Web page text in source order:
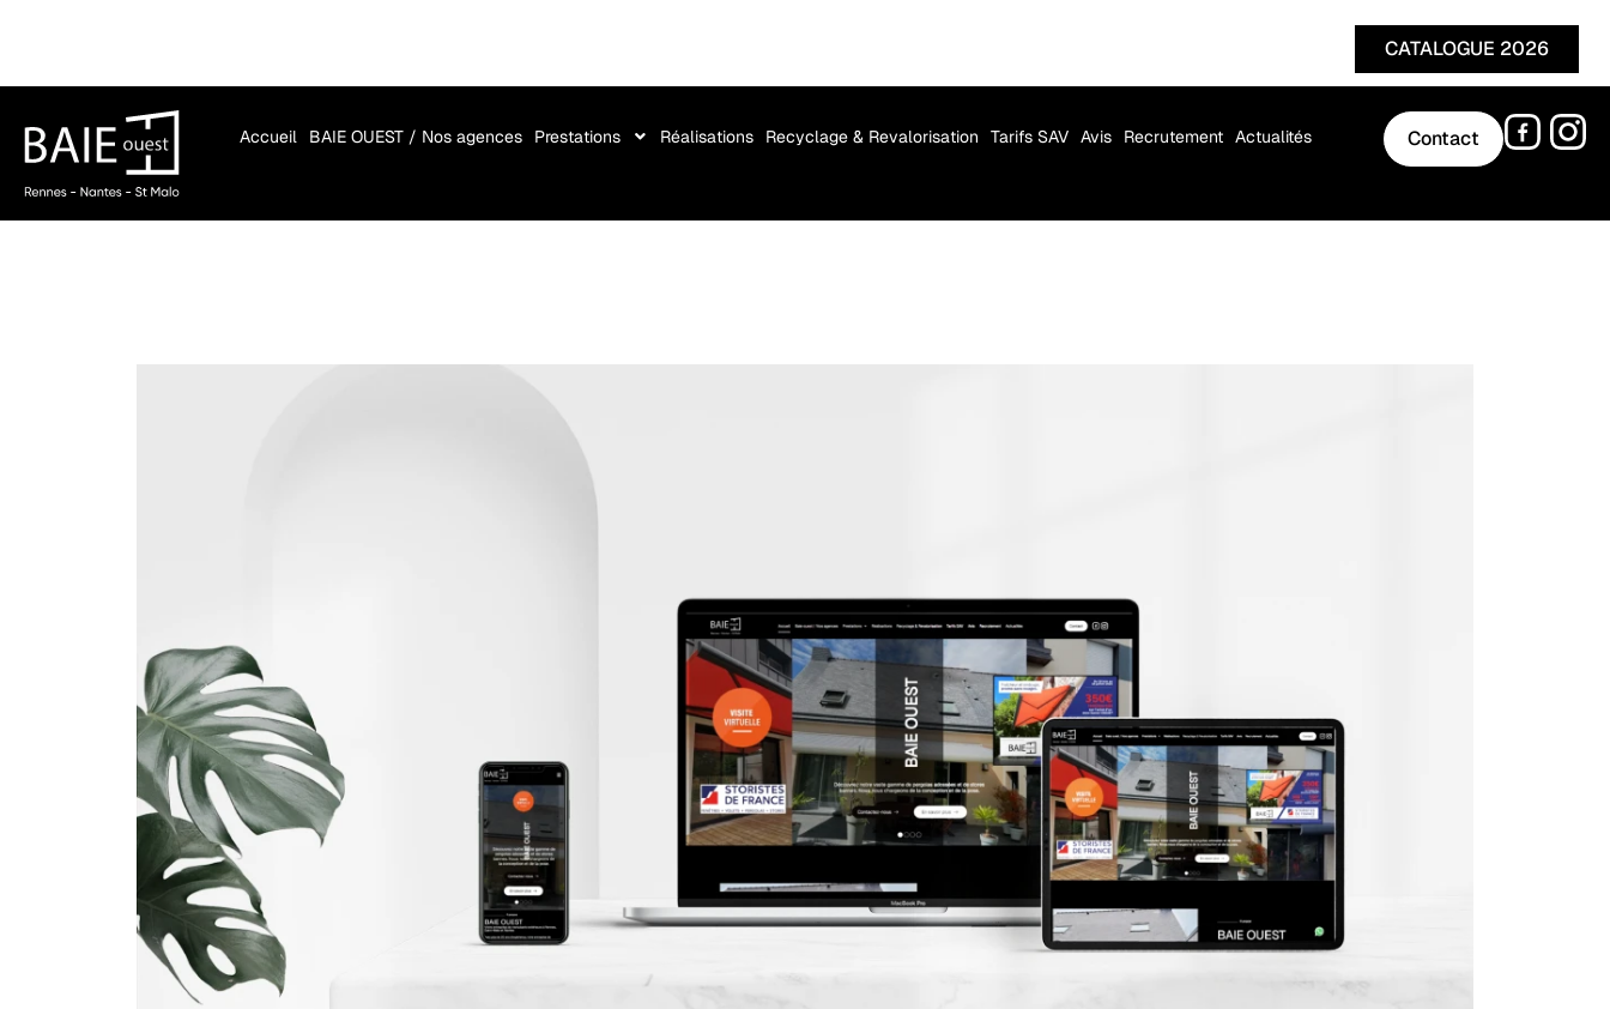
CATALOGUE 2026
Accueil BAIE OUEST / Nos agences Prestations Réalisations Recyclage & Revalorisation Tarifs SAV Avis Recrutement Actualités Contact